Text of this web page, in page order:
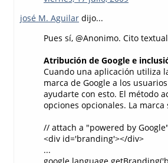
josé M. Aguilar dijo...
Pues sí, @Anonimo. Cito
Atribución de Google e
Cuando una aplicación utiliza
marca de Google a los
ayudarte con esto. El método
opciones opcionales. La
// attach a "powered by
<div id='branding'></div>
...